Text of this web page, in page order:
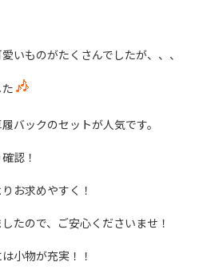
いものがたくさんでしたが、、、
バックのセットが人気です。
認！
お求めやすく！
たので、ご安心くださいませ！
小物が充実！！